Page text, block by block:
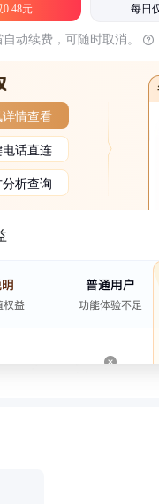
元 每日
动续费，可随时取消。
情查看
话直连
析查询